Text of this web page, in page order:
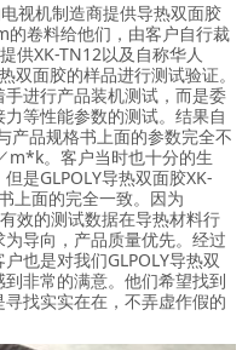
视机制造商提供导热双面胶
卷料给他们，由客户自行裁
供XK-TN12以及自称华人
面胶的样品进行测试验证。
进行产品装机测试，而是委
等性能参数的测试。结果自
产品规格书上面的参数完全不
m*k。客户当时也十分的生
是GLPOLY导热双面胶XK-
上面的完全一致。因为
效的测试数据在导热材料行
导向，产品质量优先。经过
也是对我们GLPOLY导热双
非常的满意。他们希望找到
找实实在在，不弄虚作假的